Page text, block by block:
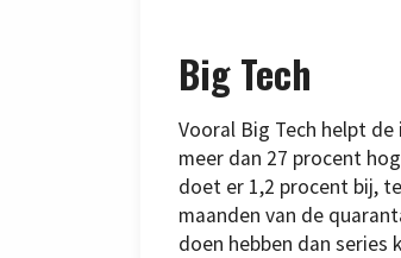
Big Tech
Vooral Big Tech helpt
meer dan 27 procent
doet er 1,2 procent bij,
maanden van de
doen hebben dan series